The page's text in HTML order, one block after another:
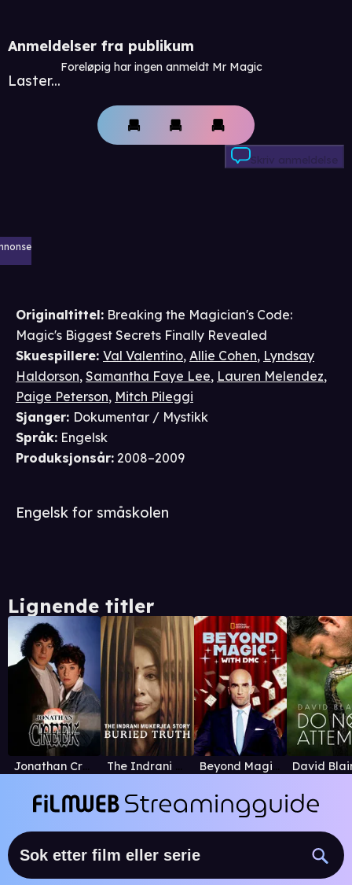
Anmeldelser fra publikum
Laster...
Foreløpig har ingen anmeldt Mr Magic
Skriv anmeldelse
Originaltittel: Breaking the Magician's Code:
Magic's Biggest Secrets Finally Revealed
Skuespillere: Val Valentino, Allie Cohen, Lyndsay
Haldorson, Samantha Faye Lee, Lauren Melendez,
Paige Peterson, Mitch Pileggi
Sjanger: Dokumentar / Mystikk
Språk: Engelsk
Produksjonsår: 2008–2009
Engelsk for småskolen
Lignende titler
Jonathan Creek The Indrani Mukerjea Story: Buried Truth Beyond Magic with DMC